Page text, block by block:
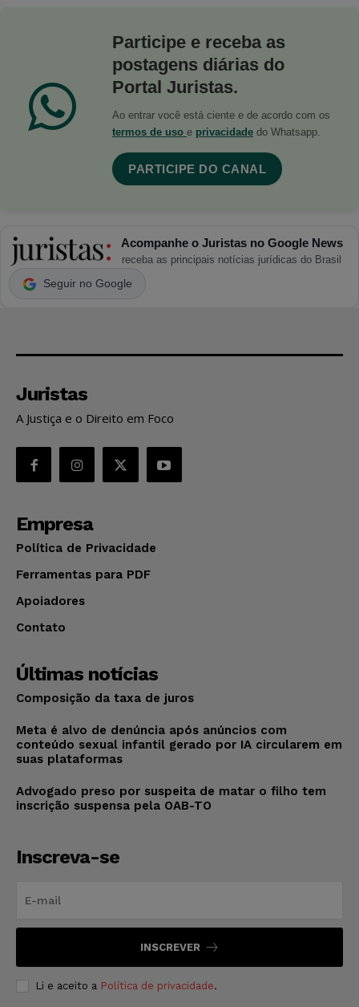
Participe e receba as
postagens diárias do
Portal Juristas.
Ao entrar você está ciente e de acordo com os
termos de uso e privacidade do Whatsapp.
PARTICIPE DO CANAL
Acompanhe o Juristas no Google News
receba as principais notícias jurídicas do Brasil
Seguir no Google
Juristas
A Justiça e o Direito em Foco
Empresa
Política de Privacidade
Ferramentas para PDF
Apoiadores
Contato
Últimas notícias
Composição da taxa de juros
Meta é alvo de denúncia após anúncios com
conteúdo sexual infantil gerado por IA circularem em
suas plataformas
Advogado preso por suspeita de matar o filho tem
inscrição suspensa pela OAB-TO
Inscreva-se
INSCREVER
Li e aceito a Política de privacidade.